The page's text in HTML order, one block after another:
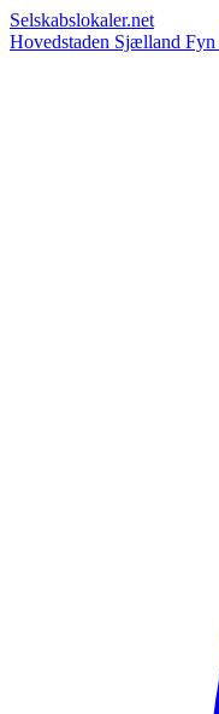
Selskabslokaler.net
Hovedstaden Sjælland Fyn